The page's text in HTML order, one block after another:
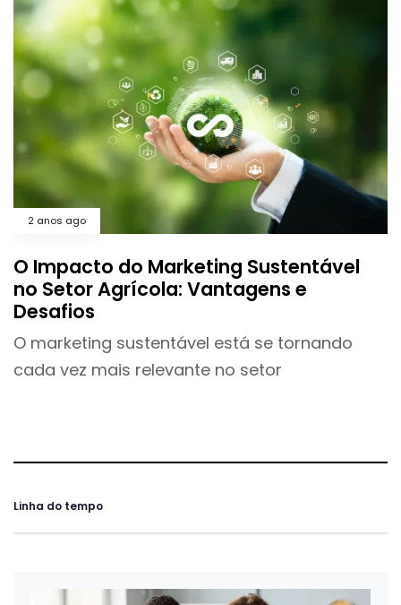
2 anos ago
O Impacto do Marketing Sustentável
no Setor Agrícola: Vantagens e
Desafios
O marketing sustentável está se tornando
cada vez mais relevante no setor
Linha do tempo